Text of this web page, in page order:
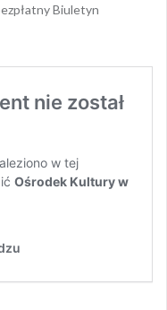
Biuletyn